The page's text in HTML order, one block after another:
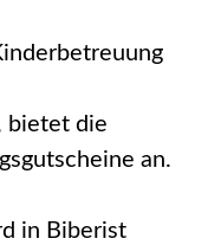
bietet die
an.
in Biberist